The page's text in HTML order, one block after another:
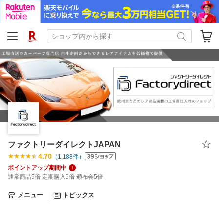
ファクトリーダイレクトJAPAN
4.70 （ 1,188件）
ポイントアップ期間中
通常商品5倍 定期購入5倍 頒布会5倍
メニュー トピックス